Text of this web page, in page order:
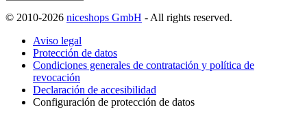
© 2010-2026 niceshops GmbH - All rights reserved.
Aviso legal
Protección de datos
Condiciones generales de contratación y política de
revocación
Declaración de accesibilidad
Configuración de protección de datos